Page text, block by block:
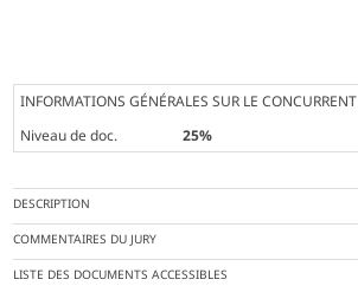
INFORMATIONS GÉNÉRALES SUR LE CONCURRENT
Niveau de doc.
25%
DESCRIPTION
COMMENTAIRES DU JURY
LISTE DES DOCUMENTS ACCESSIBLES